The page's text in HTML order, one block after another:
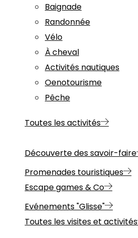
Baignade
Randonnée
Vélo
À cheval
Activités nautiques
Oenotourisme
Pêche
Toutes les activités
Découverte des savoir-faire
Promenades touristiques
Escape games & Co
Evénements "Glisse"
Toutes les visites et activités